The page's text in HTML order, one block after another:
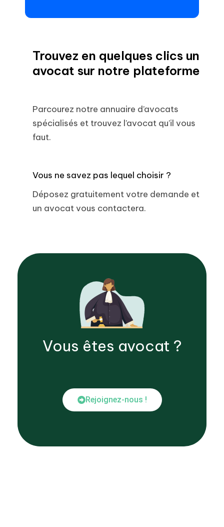
Trouvez en quelques clics un
avocat sur notre plateforme
Parcourez notre annuaire d’avocats
spécialisés et trouvez l’avocat qu’il vous
faut.
Vous ne savez pas lequel choisir ?
Déposez gratuitement votre demande et
un avocat vous contactera.
Vous êtes avocat ?
Rejoignez-nous !